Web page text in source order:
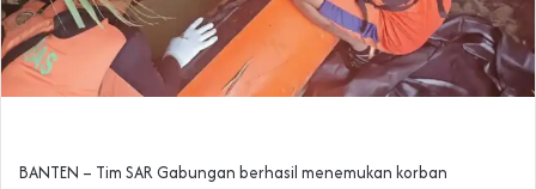
BANTEN – Tim SAR Gabungan berhasil menemukan korban